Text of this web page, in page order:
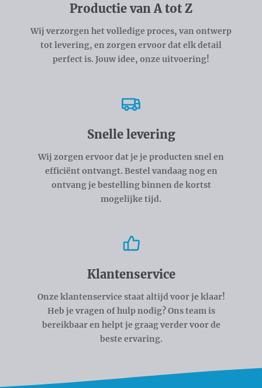
Productie van A tot Z
Wij verzorgen het volledige proces, van ontwerp
tot levering, en zorgen ervoor dat elk detail
perfect is. Jouw idee, onze uitvoering!
Snelle levering
Wij zorgen ervoor dat je je producten snel en
efficiënt ontvangt. Bestel vandaag nog en
ontvang je bestelling binnen de kortst
mogelijke tijd.
Klantenservice
Onze klantenservice staat altijd voor je klaar!
Heb je vragen of hulp nodig? Ons team is
bereikbaar en helpt je graag verder voor de
beste ervaring.